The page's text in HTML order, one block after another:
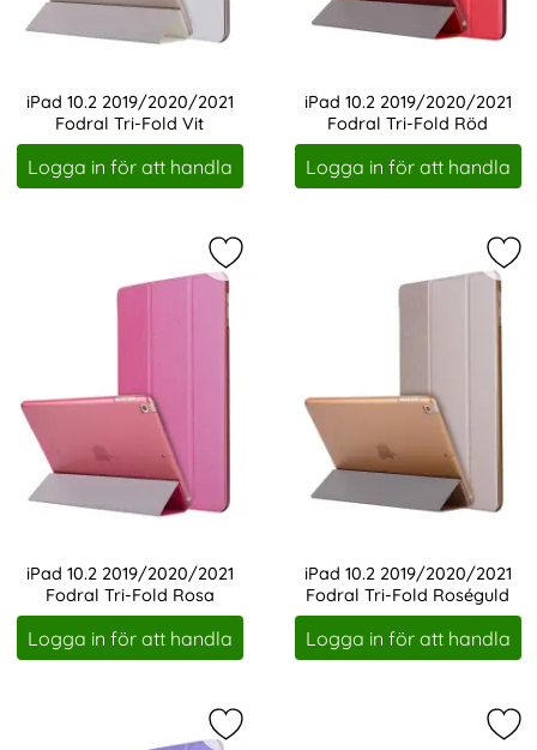
iPad 10.2 2019/2020/2021
Fodral Tri-Fold Vit
Art. nr 1186
Logga in för att handla
iPad 10.2 2019/2020/2021
Fodral Tri-Fold Röd
Art. nr 1187
Logga in för att handla
iPad 10.2 2019/2020/2021
Fodral Tri-Fold Rosa
Art. nr 1188
Logga in för att handla
Markera iPad 10.2 2019/2020/
iPad 10.2 2019/2020/2021
Fodral Tri-Fold Roséguld
Art. nr 1190
Logga in för att handla
Markera iPad 10.2 2019/2020/